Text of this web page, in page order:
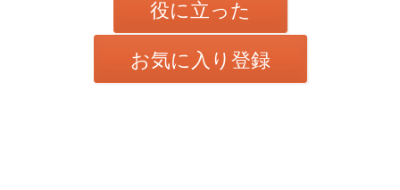
役に立った
お気に入り登録